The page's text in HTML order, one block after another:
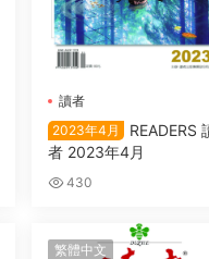
讀者
2023年4月
READERS
者 2023年4月
430
繁體中文